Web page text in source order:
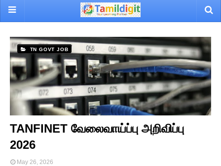
TN GOVT JOB
TANFINET வேலைவாய்ப்பு அறிவிப்பு
2026
May 26, 2026